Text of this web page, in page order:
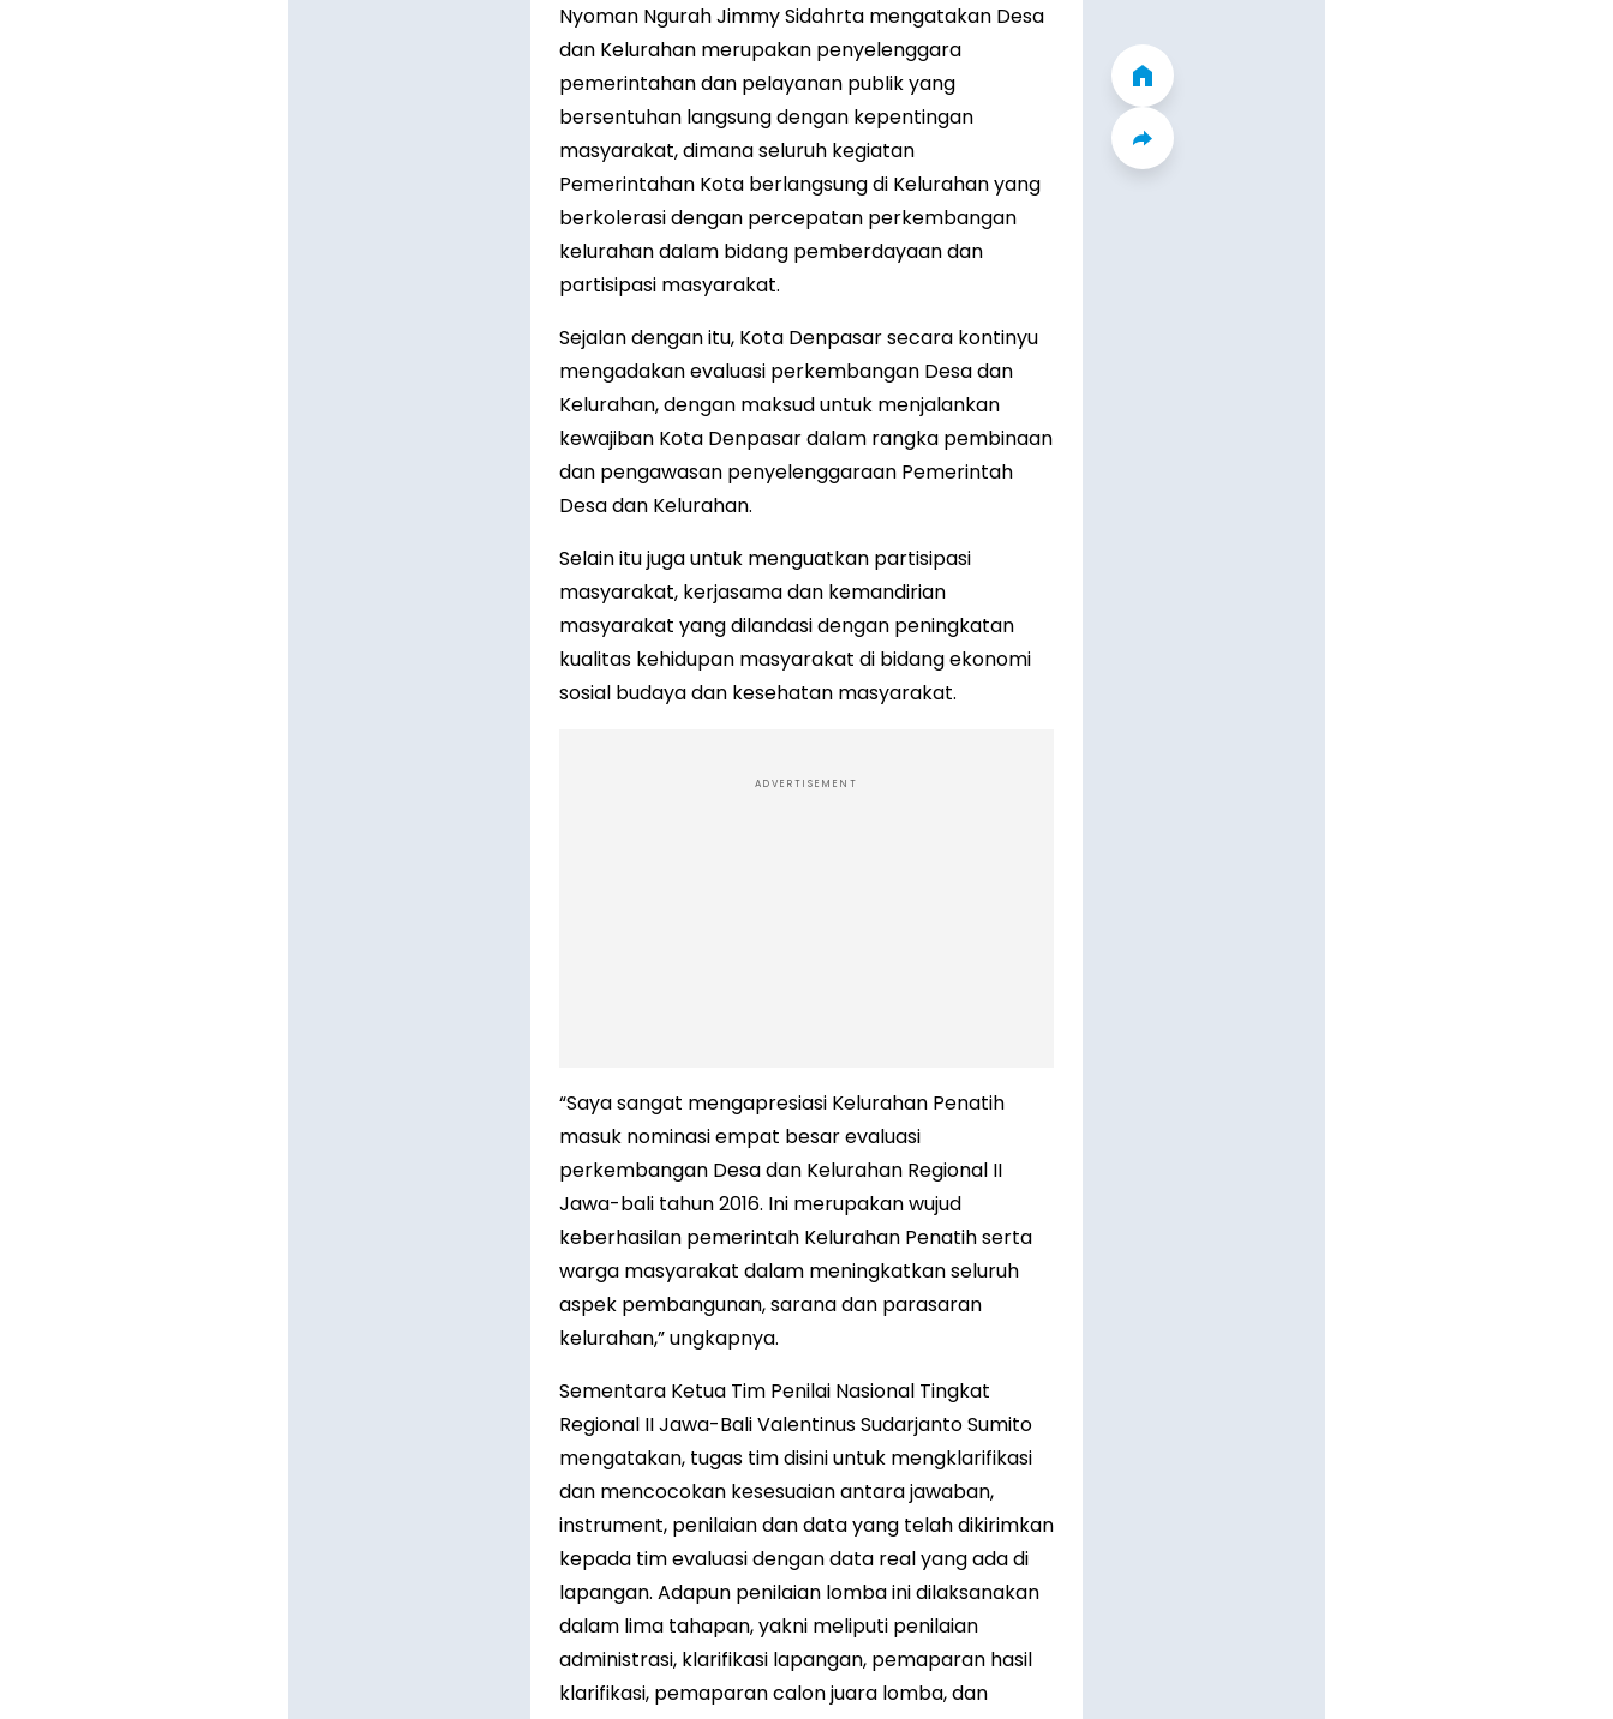
Nyoman Ngurah Jimmy Sidahrta mengatakan Desa
dan Kelurahan merupakan penyelenggara
pemerintahan dan pelayanan publik yang
bersentuhan langsung dengan kepentingan
masyarakat, dimana seluruh kegiatan
Pemerintahan Kota berlangsung di Kelurahan yang
berkolerasi dengan percepatan perkembangan
kelurahan dalam bidang pemberdayaan dan
partisipasi masyarakat.
Sejalan dengan itu, Kota Denpasar secara kontinyu
mengadakan evaluasi perkembangan Desa dan
Kelurahan, dengan maksud untuk menjalankan
kewajiban Kota Denpasar dalam rangka pembinaan
dan pengawasan penyelenggaraan Pemerintah
Desa dan Kelurahan.
Selain itu juga untuk menguatkan partisipasi
masyarakat, kerjasama dan kemandirian
masyarakat yang dilandasi dengan peningkatan
kualitas kehidupan masyarakat di bidang ekonomi
sosial budaya dan kesehatan masyarakat.
ADVERTISEMENT
“Saya sangat mengapresiasi Kelurahan Penatih
masuk nominasi empat besar evaluasi
perkembangan Desa dan Kelurahan Regional II
Jawa-bali tahun 2016. Ini merupakan wujud
keberhasilan pemerintah Kelurahan Penatih serta
warga masyarakat dalam meningkatkan seluruh
aspek pembangunan, sarana dan parasaran
kelurahan,” ungkapnya.
Sementara Ketua Tim Penilai Nasional Tingkat
Regional II Jawa-Bali Valentinus Sudarjanto Sumito
mengatakan, tugas tim disini untuk mengklarifikasi
dan mencocokan kesesuaian antara jawaban,
instrument, penilaian dan data yang telah dikirimkan
kepada tim evaluasi dengan data real yang ada di
lapangan. Adapun penilaian lomba ini dilaksanakan
dalam lima tahapan, yakni meliputi penilaian
administrasi, klarifikasi lapangan, pemaparan hasil
klarifikasi, pemaparan calon juara lomba, dan